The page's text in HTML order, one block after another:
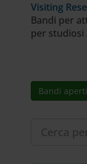
Visiting
Bandi per
per studiosi
Bandi aperti